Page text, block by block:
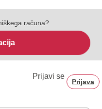
računa?
Prijavi se
Prijava